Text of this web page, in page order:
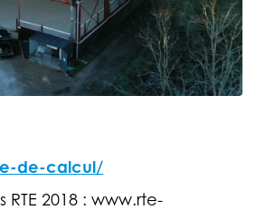
de-calcul/
2018 : www.rte-